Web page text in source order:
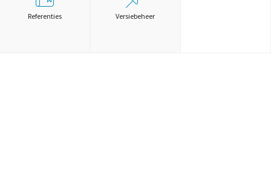
Referenties Versiebeheer